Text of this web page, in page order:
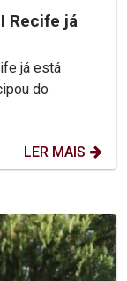
Recife já
já está
LER MAIS